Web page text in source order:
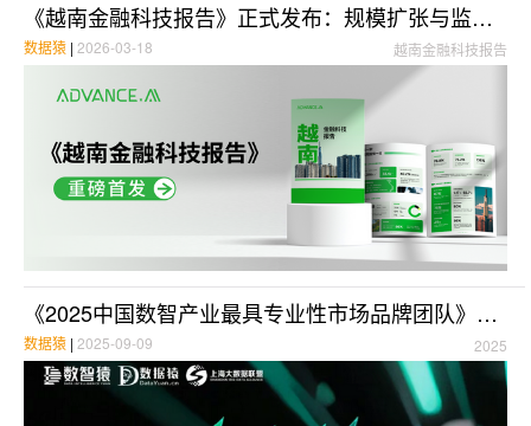
《越南金融科技报告》正式发布：规模扩张与监管重塑，如何跨越越南数字金融的“分水岭”？
越南金融科技报告
数据猿 | 2026-03-18
《2025中国数智产业最具专业性市场品牌团队》榜正式发布
2025
数据猿 | 2025-09-09